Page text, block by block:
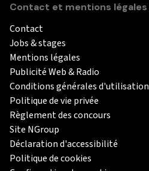
Contact et mentions légales
Contact
Jobs & stages
Mentions légales
Publicité Web & Radio
Conditions générales d'utilisation
Politique de vie privée
Règlement des concours
Site NGroup
Déclaration d'accessibilité
Politique de cookies